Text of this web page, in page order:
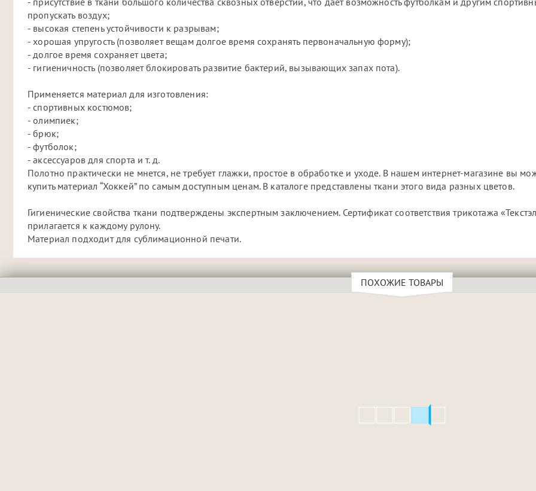
пропускать воздух;
- высокая степень устойчивости к разрывам;
- хорошая упругость (позволяет вещам долгое время сохранять первоначальную форму);
- долгое время сохраняет цвета;
- гигиеничность (позволяет блокировать развитие бактерий, вызывающих запах пота).
Применяется материал для изготовления:
- спортивных костюмов;
- олимпиек;
- брюк;
- футболок;
- аксессуаров для спорта и т. д.
Полотно практически не мнется, не требует глажки, простое в обработке и уходе. В нашем интернет-магазине вы
купить материал “Хоккей” по самым доступным ценам. В каталоге представлены ткани этого вида разных цветов.
Гигиенические свойства ткани подтверждены экспертным заключением. Сертификат соответствия трикотажа
прилагается к каждому рулону.
Материал подходит для сублимационной печати.
ПОХОЖИЕ ТОВАРЫ